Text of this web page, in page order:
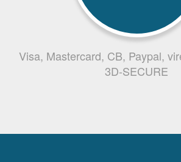
Visa, Mastercard, CB, Paypal,
3D-SECURE